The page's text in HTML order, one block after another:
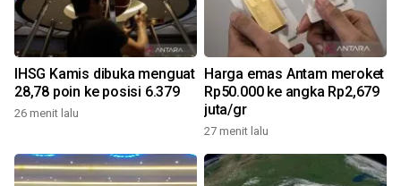
IHSG Kamis dibuka menguat
28,78 poin ke posisi 6.379
26 menit lalu
Harga emas Antam meroket
Rp50.000 ke angka Rp2,679
juta/gr
27 menit lalu